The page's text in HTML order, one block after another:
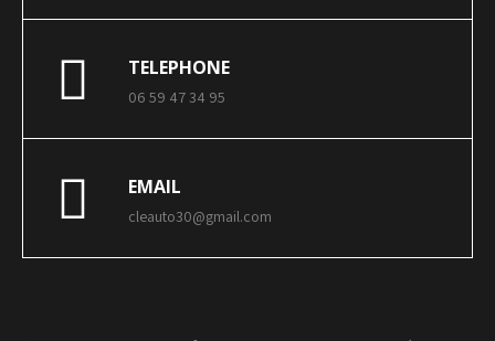
TELEPHONE
06 59 47 34 95
EMAIL
cleauto30@gmail.com